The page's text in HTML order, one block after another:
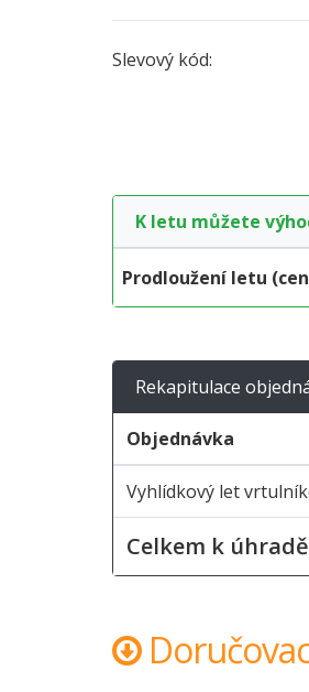
Slevový kód:
K letu můžete
Prodloužení letu
Rekapitulace
Objednávka
Vyhlídkový let
Celkem k